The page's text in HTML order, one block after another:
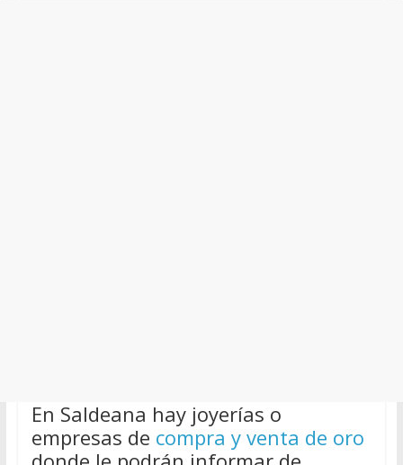
En Saldeana hay joyerías o
empresas de compra y venta de oro